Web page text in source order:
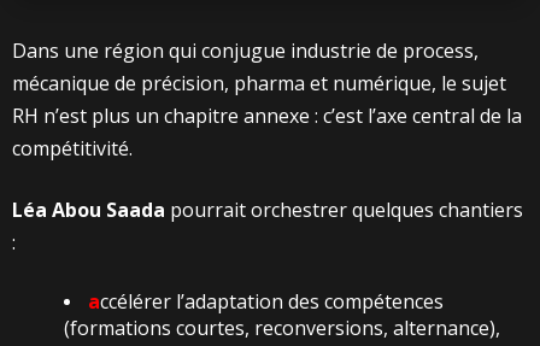
Dans une région qui conjugue industrie de process,
mécanique de précision, pharma et numérique, le sujet
RH n’est plus un chapitre annexe : c’est l’axe central de la
compétitivité.
Léa Abou Saada pourrait orchestrer quelques chantiers
:
accélérer l’adaptation des compétences
(formations courtes, reconversions, alternance),